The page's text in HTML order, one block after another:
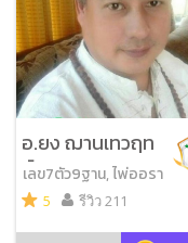
อ.ยง ฌานเทวฤท
ธิ์
เลข7ตัว9ฐาน, ไพ่ออรา
เคิล, จับยามสามตา, ไพ่
5 รีวิว 211